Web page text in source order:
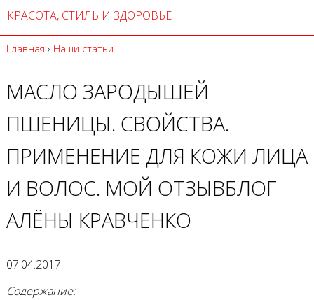
КРАСОТА, СТИЛЬ И ЗДОРОВЬЕ
Главная › Наши статьи
МАСЛО ЗАРОДЫШЕЙ
ПШЕНИЦЫ. СВОЙСТВА.
ПРИМЕНЕНИЕ ДЛЯ КОЖИ ЛИЦА
И ВОЛОС. МОЙ ОТЗЫВБЛОГ
АЛЁНЫ КРАВЧЕНКО
07.04.2017
Содержание: